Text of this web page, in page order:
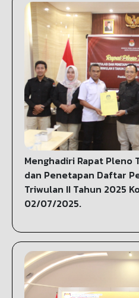
Menghadiri Rapat Pleno
dan Penetapan Daftar
Triwulan II Tahun 2025
02/07/2025.